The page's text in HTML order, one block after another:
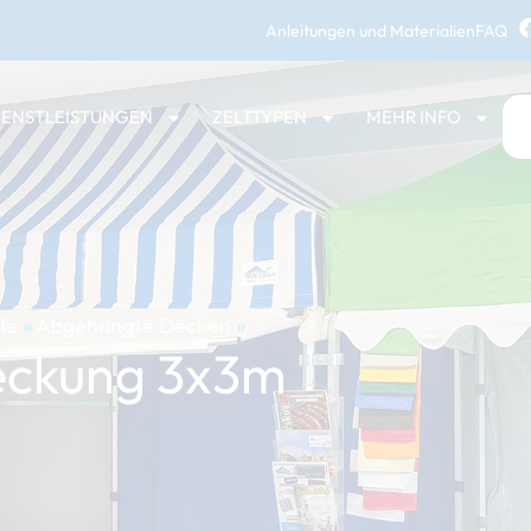
Anleitungen und MaterialienFAQ
ZELTTYPEN MEHR INFO
» »
3x3m